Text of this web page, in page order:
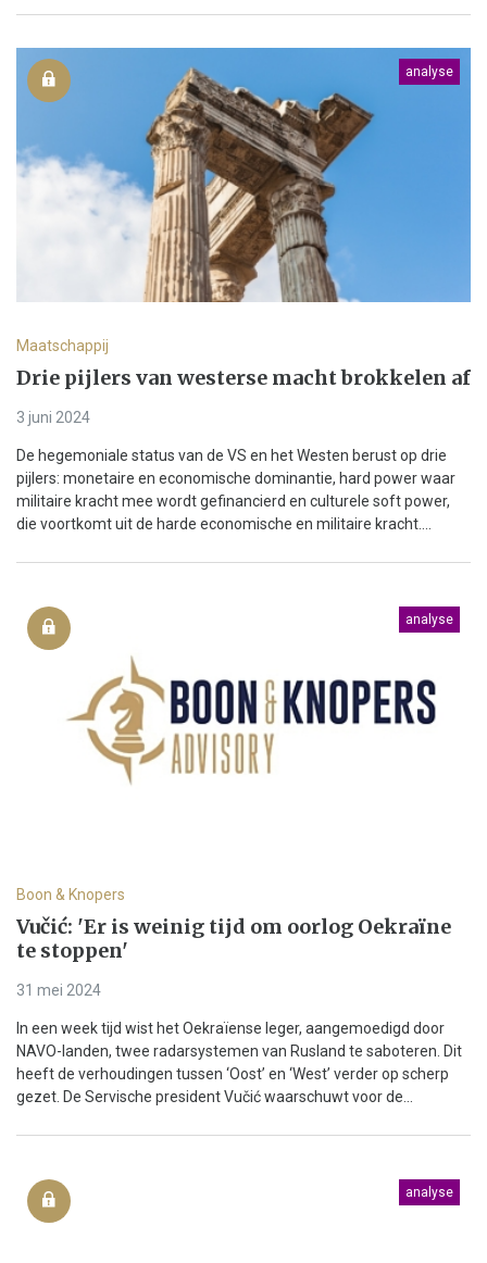
analyse
Maatschappij
Drie pijlers van westerse macht brokkelen af
3 juni 2024
De hegemoniale status van de VS en het Westen berust op drie
pijlers: monetaire en economische dominantie, hard power waar
militaire kracht mee wordt gefinancierd en culturele soft power,
die voortkomt uit de harde economische en militaire kracht....
analyse
Boon & Knopers
Vučić: 'Er is weinig tijd om oorlog Oekraïne
te stoppen'
31 mei 2024
In een week tijd wist het Oekraïense leger, aangemoedigd door
NAVO-landen, twee radarsystemen van Rusland te saboteren. Dit
heeft de verhoudingen tussen ‘Oost’ en ‘West’ verder op scherp
gezet. De Servische president Vučić waarschuwt voor de...
analyse